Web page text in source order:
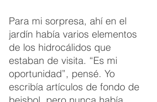
Para mi sorpresa, ahí en el
jardín había varios elementos
de los hidrocálidos que
estaban de visita. “Es mi
oportunidad”, pensé. Yo
escribía artículos de fondo de